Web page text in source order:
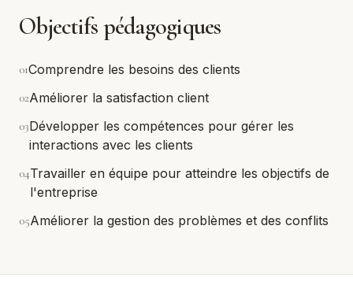
Objectifs pédagogiques
01Comprendre les besoins des clients
02Améliorer la satisfaction client
03Développer les compétences pour gérer les
interactions avec les clients
04Travailler en équipe pour atteindre les objectifs de
l'entreprise
05Améliorer la gestion des problèmes et des conflits